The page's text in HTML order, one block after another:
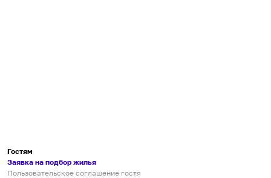
Гостям
Заявка на подбор жилья
Пользовательское соглашение гостя